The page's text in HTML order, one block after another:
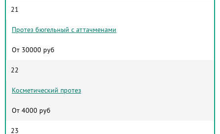
21
Протез бюгельный с аттачменами
От 30000 руб
22
Косметический протез
От 4000 руб
23